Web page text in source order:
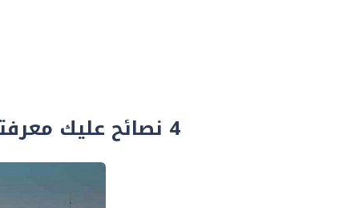
4 نصائح عليك معرفتهم قبل بيع وشراء العقارات